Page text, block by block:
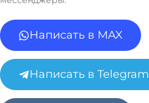
Написать в MAX
Написать в Telegram